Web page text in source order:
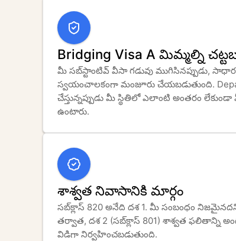
Bridging Visa A మిమ్మల్ని
మీ సబ్‌స్టాంటివ్ వీసా గడువు ముగిసినప్పుడు, సాధారణంగా Bridging Visa A
స్వయంచాలకంగా మంజూరు చేయబడుతుంది.
చేస్తున్నప్పుడు మీ స్థితిలో ఎలాంటి అంతరం
ఉంటారు.
శాశ్వత నివాసానికి మార్గం
సబ్‌క్లాస్ 820 అనేది దశ 1. మీ సంబంధం నిజమైనదని Department సంతృప్తి చెందిన
తర్వాత, దశ 2 (సబ్‌క్లాస్ 801) శాశ్వత ఫలితాన్ని అందిస్తుంది. సమయం వచ్చినప్పుడు ఆ దశ
విడిగా నిర్వహించబడుతుంది.